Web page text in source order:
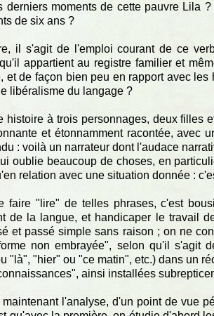
derniers moments de cette pauvre Lila
de six ans ?
il s'agit de l'emploi courant de ce
appartient au registre familier et
et de façon bien peu en rapport avec
libéralisme du langage ?
histoire à trois personnages, deux filles
et étonnamment racontée, avec
: voilà un narrateur dont l'audace
oublie beaucoup de choses, en
relation avec une situation donnée :
faire "lire" de telles phrases, c'est
de la langue, et handicaper le travail
et passé simple sans raison ; on ne
non embrayée", selon qu'il s'agit
"là", "hier" ou "ce matin", etc.) dans un
ainsi installées
l'analyse, d'un point de vue